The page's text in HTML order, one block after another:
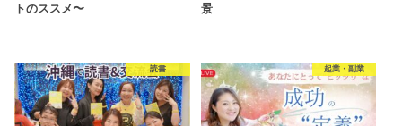
トのススメ〜
景
読書 起業・副業